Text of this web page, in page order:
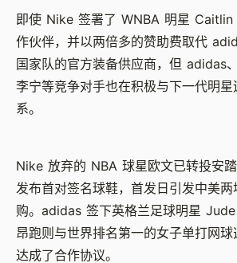
即使 Nike 签署了 WNBA 明星
作伙伴，并以两倍多的赞助费取代
国家队的官方装备供应商，但 adidas
李宁等竞争对手也在积极与下一代明
系。
Nike 放弃的 NBA 球星欧文已转投安
发布首对签名球鞋，首发日引发中美
购。adidas 签下英格兰足球明星
昂跑则与世界排名第一的女子单打网
达成了合作协议。